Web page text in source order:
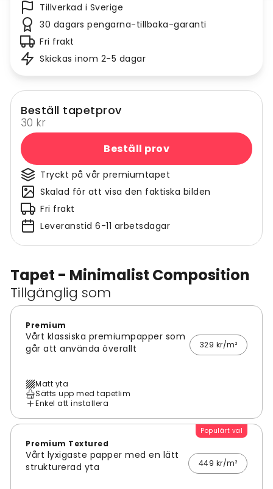
Tapet - Minimalist Composition
Tillgänglig som
Premium
Vårt klassiska premiumpapper som
går att använda överallt
329 kr/m²
Matt yta
Sätts upp med tapetlim
Enkel att installera
Populärt val
Premium Textured
Vårt lyxigaste papper med en lätt
strukturerad yta
449 kr/m²
Tillverkad i Sverige
30 dagars pengarna-tillbaka-garanti
Fri frakt
Skickas inom 2-5 dagar
Beställ tapetprov
30 kr
Beställ prov
Tryckt på vår premiumtapet
Skalad för att visa den faktiska bilden
Fri frakt
Leveranstid 6-11 arbetsdagar